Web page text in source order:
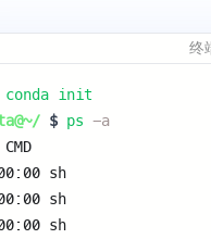
终
conda init
$ ps -a
sh
sh
sh